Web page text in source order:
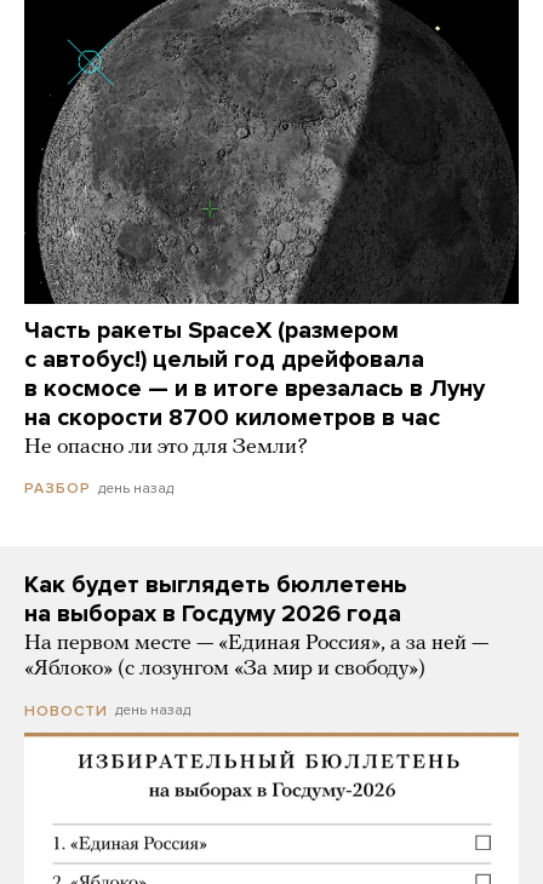
Часть ракеты SpaceX (размером
с автобус!) целый год дрейфовала
в космосе — и в итоге врезалась в Луну
на скорости 8700 километров в час
Не опасно ли это для Земли?
РАЗБОР день назад
Как будет выглядеть бюллетень
на выборах в Госдуму 2026 года
На первом месте — «Единая Россия», а за ней —
«Яблоко» (с лозунгом «За мир и свободу»)
НОВОСТИ день назад